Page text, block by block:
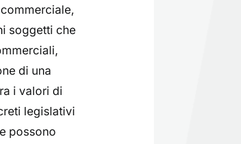
soggetti che
di una
i valori di
legislativi
possono